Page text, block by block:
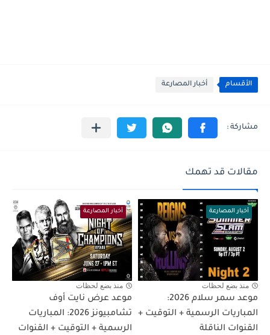
الأقسام أخبار المصارعة
مقالات قد تهمك
أخبار المصارعة
منذ بضع لحظات
موعد سمر سلام 2026:
المباريات الرسمية + التوقيت +
القنوات الناقلة
أخبار المصارعة
منذ بضع لحظات
موعد عرض نايت أوف
تشامبيونز 2026: المباريات
الرسمية + التوقيت + القنوات